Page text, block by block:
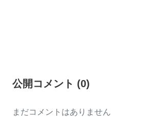
公開コメント (0)
まだコメントはありません